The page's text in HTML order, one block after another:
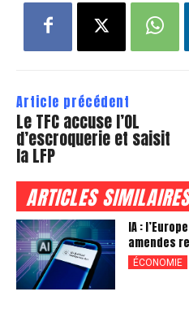
Article précédent
Le TFC accuse l’OL
d’escroquerie et saisit
la LFP
ARTICLES SIMILAIRES
IA :
amendes
ÉCONOMIE